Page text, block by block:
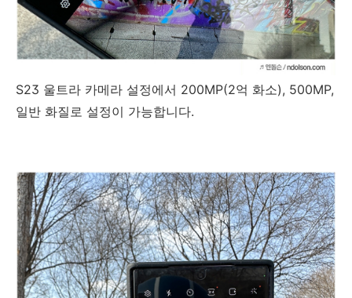
S23 울트라 카메라 설정에서 200MP(2억 화소), 500MP,
일반 화질로 설정이 가능합니다.